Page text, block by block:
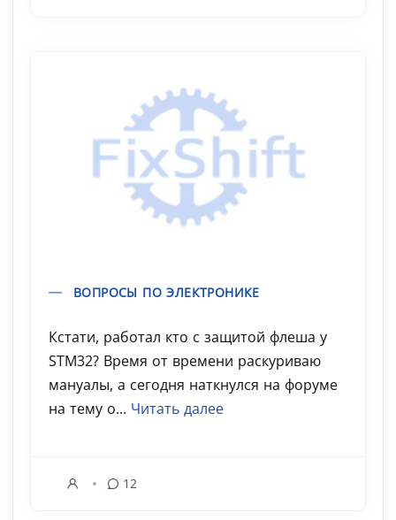
ВОПРОСЫ ПО ЭЛЕКТРОНИКЕ
Кстати, работал кто с защитой флеша у
STM32? Время от времени раскуриваю
мануалы, а сегодня наткнулся на форуме
на тему о... Читать далее
12